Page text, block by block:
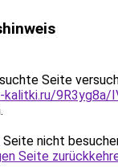
Seite
9R3yg8a/
Seite nicht
Seite